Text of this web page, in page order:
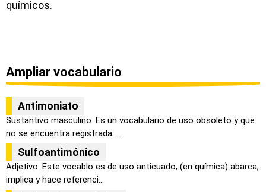
químicos.
Ampliar vocabulario
Antimoniato
Sustantivo masculino. Es un vocabulario de uso obsoleto y que
no se encuentra registrada ...
Sulfoantimónico
Adjetivo. Este vocablo es de uso anticuado, (en química) abarca,
implica y hace referenci...